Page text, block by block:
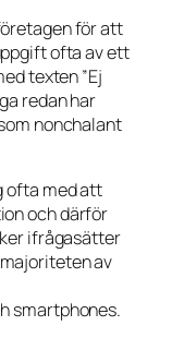
för att
ofta av ett
texten ”Ej
redan har
nonchalant
ofta med att
och därför
ifrågasätter
av
smartphones.